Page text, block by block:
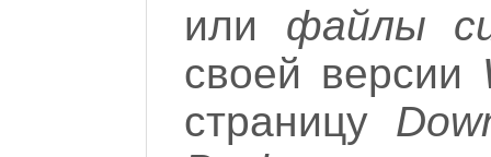
или файлы
своей версии
страницу